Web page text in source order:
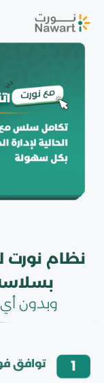
نظام نورت
وبدون أي
توافق